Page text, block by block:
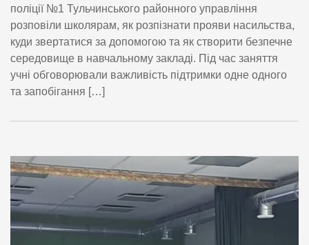
поліції №1 Тульчинського районного управління
розповіли школярам, як розпізнати прояви насильства,
куди звертатися за допомогою та як створити безпечне
середовище в навчальному закладі. Під час заняття
учні обговорювали важливість підтримки одне одного
та запобігання […]